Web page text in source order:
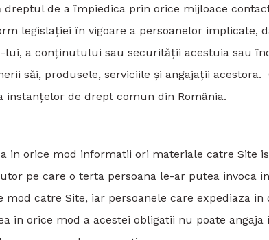
dreptul de a împiedica prin orice mijloace
legislației în vigoare a persoanelor implicate,
lui, a conținutului sau securității acestuia sau
săi, produsele, serviciile și angajații
instanțelor de drept comun din România.
in orice mod informatii ori materiale catre Site
pe care o terta persoana le-ar putea invoca
catre Site, iar persoanele care expediaza
in orice mod a acestei obligatii nu poate